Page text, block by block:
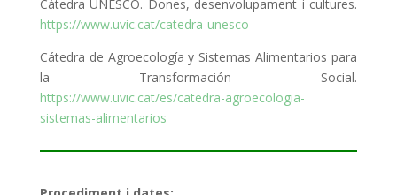
Càtedra UNESCO. Dones, desenvolupament i cultures.
https://www.uvic.cat/catedra-unesco
Cátedra de Agroecología y Sistemas Alimentarios para
la Transformación Social.
https://www.uvic.cat/es/catedra-agroecologia-
sistemas-alimentarios